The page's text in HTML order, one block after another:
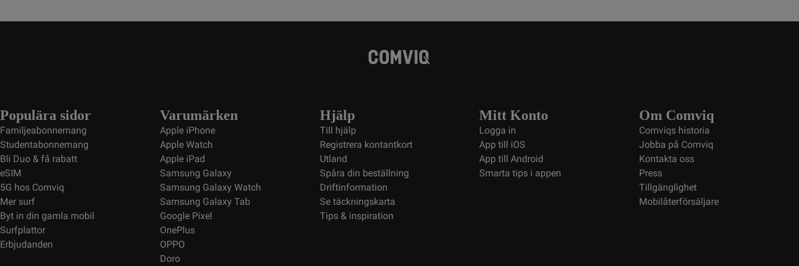
Populära sidor
Familjeabonnemang
Studentabonnemang
Bli Duo & få rabatt
eSIM
5G hos Comviq
Mer surf
Byt in din gamla mobil
Surfplattor
Erbjudanden
Varumärken
Apple iPhone
Apple Watch
Apple iPad
Samsung Galaxy
Samsung Galaxy Watch
Samsung Galaxy Tab
Google Pixel
OnePlus
OPPO
Doro
Hjälp
Till hjälp
Registrera kontantkort
Utland
Spåra din beställning
Driftinformation
Se täckningskarta
Tips & inspiration
Mitt Konto
Logga in
App till iOS
App till Android
Smarta tips i appen
Om Comviq
Comviqs historia
Jobba på Comviq
Kontakta oss
Press
Tillgänglighet
Mobilåterförsäljare